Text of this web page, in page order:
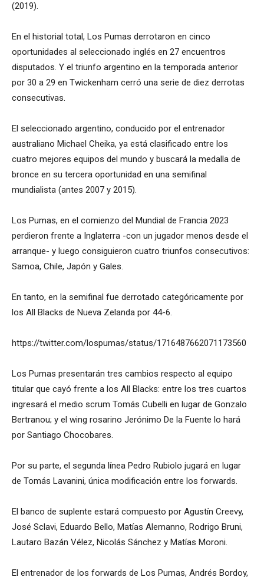
(2019).
En el historial total, Los Pumas derrotaron en cinco
oportunidades al seleccionado inglés en 27 encuentros
disputados. Y el triunfo argentino en la temporada anterior
por 30 a 29 en Twickenham cerró una serie de diez derrotas
consecutivas.
El seleccionado argentino, conducido por el entrenador
australiano Michael Cheika, ya está clasificado entre los
cuatro mejores equipos del mundo y buscará la medalla de
bronce en su tercera oportunidad en una semifinal
mundialista (antes 2007 y 2015).
Los Pumas, en el comienzo del Mundial de Francia 2023
perdieron frente a Inglaterra -con un jugador menos desde el
arranque- y luego consiguieron cuatro triunfos consecutivos:
Samoa, Chile, Japón y Gales.
En tanto, en la semifinal fue derrotado categóricamente por
los All Blacks de Nueva Zelanda por 44-6.
https://twitter.com/lospumas/status/1716487662071173560
Los Pumas presentarán tres cambios respecto al equipo
titular que cayó frente a los All Blacks: entre los tres cuartos
ingresará el medio scrum Tomás Cubelli en lugar de Gonzalo
Bertranou; y el wing rosarino Jerónimo De la Fuente lo hará
por Santiago Chocobares.
Por su parte, el segunda línea Pedro Rubiolo jugará en lugar
de Tomás Lavanini, única modificación entre los forwards.
El banco de suplente estará compuesto por Agustín Creevy,
José Sclavi, Eduardo Bello, Matías Alemanno, Rodrigo Bruni,
Lautaro Bazán Vélez, Nicolás Sánchez y Matías Moroni.
El entrenador de los forwards de Los Pumas, Andrés Bordoy,